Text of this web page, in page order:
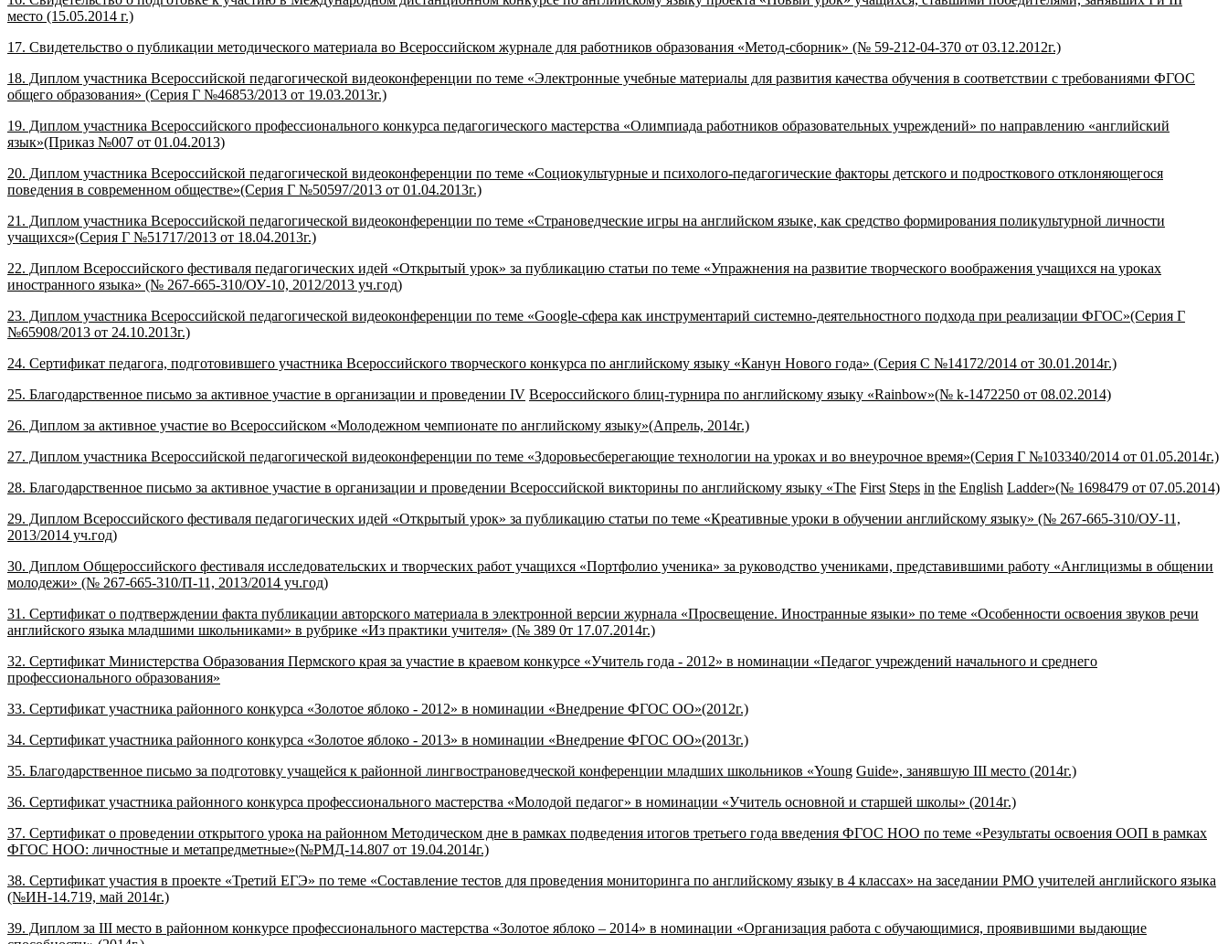
место (15.05.2014 г.)
17. Свидетельство о публикации методического материала во Всероссийском журнале для работников образования «Метод-сборник» (№ 59-212-04-370 от 03.12.2012г.)
18. Диплом участника Всероссийской педагогической видеоконференции по теме «Электронные учебные материалы для развития качества обучения в соответствии с требованиями ФГОС
общего образования» (Серия Г №46853/2013 от 19.03.2013г.)
19. Диплом участника Всероссийского профессионального конкурса педагогического мастерства «Олимпиада работников образовательных учреждений» по направлению «английский
язык»(Приказ №007 от 01.04.2013)
20. Диплом участника Всероссийской педагогической видеоконференции по теме «Социокультурные и психолого-педагогические факторы детского и подросткового отклоняющегося
поведения в современном обществе»(Серия Г №50597/2013 от 01.04.2013г.)
21. Диплом участника Всероссийской педагогической видеоконференции по теме «Страноведческие игры на английском языке, как средство формирования поликультурной личности
учащихся»(Серия Г №51717/2013 от 18.04.2013г.)
22. Диплом Всероссийского фестиваля педагогических идей «Открытый урок» за публикацию статьи по теме «Упражнения на развитие творческого воображения учащихся на уроках
иностранного языка» (№ 267-665-310/ОУ-10, 2012/2013 уч.год)
23. Диплом участника Всероссийской педагогической видеоконференции по теме «Google-сфера как инструментарий системно-деятельностного подхода при реализации ФГОС»(Серия Г
№65908/2013 от 24.10.2013г.)
24. Сертификат педагога, подготовившего участника Всероссийского творческого конкурса по английскому языку «Канун Нового года» (Серия С №14172/2014 от 30.01.2014г.)
25. Благодарственное письмо за активное участие в организации и проведении IV Всероссийского блиц-турнира по английскому языку «Rainbow»(№ k-1472250 от 08.02.2014)
26. Диплом за активное участие во Всероссийском «Молодежном чемпионате по английскому языку»(Апрель, 2014г.)
27. Диплом участника Всероссийской педагогической видеоконференции по теме «Здоровьесберегающие технологии на уроках и во внеурочное время»(Серия Г №103340/2014 от 01.05.2014г.)
28. Благодарственное письмо за активное участие в организации и проведении Всероссийской викторины по английскому языку «The First Steps in the English Ladder»(№ 1698479 от 07.05.2014)
29. Диплом Всероссийского фестиваля педагогических идей «Открытый урок» за публикацию статьи по теме «Креативные уроки в обучении английскому языку» (№ 267-665-310/ОУ-11,
2013/2014 уч.год)
30. Диплом Общероссийского фестиваля исследовательских и творческих работ учащихся «Портфолио ученика» за руководство учениками, представившими работу «Англицизмы в общении
молодежи» (№ 267-665-310/П-11, 2013/2014 уч.год)
31. Сертификат о подтверждении факта публикации авторского материала в электронной версии журнала «Просвещение. Иностранные языки» по теме «Особенности освоения звуков речи
английского языка младшими школьниками» в рубрике «Из практики учителя» (№ 389 0т 17.07.2014г.)
32. Сертификат Министерства Образования Пермского края за участие в краевом конкурсе «Учитель года - 2012» в номинации «Педагог учреждений начального и среднего
профессионального образования»
33. Сертификат участника районного конкурса «Золотое яблоко - 2012» в номинации «Внедрение ФГОС ОО»(2012г.)
34. Сертификат участника районного конкурса «Золотое яблоко - 2013» в номинации «Внедрение ФГОС ОО»(2013г.)
35. Благодарственное письмо за подготовку учащейся к районной лингвострановедческой конференции младших школьников «Young Guide», занявшую III место (2014г.)
36. Сертификат участника районного конкурса профессионального мастерства «Молодой педагог» в номинации «Учитель основной и старшей школы» (2014г.)
37. Сертификат о проведении открытого урока на районном Методическом дне в рамках подведения итогов третьего года введения ФГОС НОО по теме «Результаты освоения ООП в рамках
ФГОС НОО: личностные и метапредметные»(№РМД-14.807 от 19.04.2014г.)
38. Сертификат участия в проекте «Третий ЕГЭ» по теме «Составление тестов для проведения мониторинга по английскому языку в 4 классах» на заседании РМО учителей английского языка
(№ИН-14.719, май 2014г.)
39. Диплом за III место в районном конкурсе профессионального мастерства «Золотое яблоко – 2014» в номинации «Организация работа с обучающимися, проявившими выдающие